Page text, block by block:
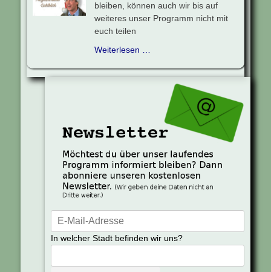
bleiben, können auch wir bis auf
weiteres unser Programm nicht mit
euch teilen
Weiterlesen …
In welcher Stadt befinden wir uns?